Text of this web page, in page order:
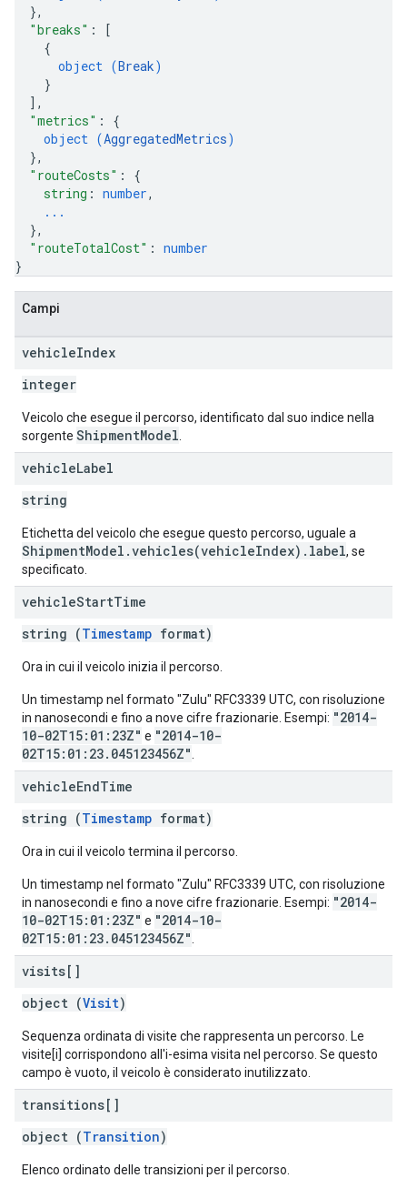
},
"breaks" :
[
{
object (Break)
}
] ,
"metrics" : {
object (AggregatedMetrics)
},
"routeCosts" : {
string : number,
...
},
"routeTotalCost" : number
}
Campi
vehicleIndex
integer
Veicolo che esegue il percorso, identificato dal suo indice nella
sorgente ShipmentModel
vehicleLabel
string
Etichetta del veicolo che esegue questo percorso, uguale a
ShipmentModel.vehicles(vehicleIndex).label, se
specificato.
vehicleStartTime
string (Timestamp format)
Ora in cui il veicolo inizia il percorso.
Un timestamp nel formato "Zulu" RFC3339 UTC, con risoluzione
in nanosecondi e fino a nove cifre frazionarie. Esempi: "2014-
10-02T15:01:23Z" e "2014-10-
02T15:01:23.045123456Z"
vehicleEndTime
string (Timestamp format)
Ora in cui il veicolo termina il percorso.
Un timestamp nel formato "Zulu" RFC3339 UTC, con risoluzione
in nanosecondi e fino a nove cifre frazionarie. Esempi: "2014-
10-02T15:01:23Z" e "2014-10-
02T15:01:23.045123456Z"
visits[]
object (Visit)
Sequenza ordinata di visite che rappresenta un percorso. Le
visite[i] corrispondono all'i-esima visita nel percorso. Se questo
campo è vuoto, il veicolo è considerato inutilizzato.
transitions[]
object (Transition)
Elenco ordinato delle transizioni per il percorso.